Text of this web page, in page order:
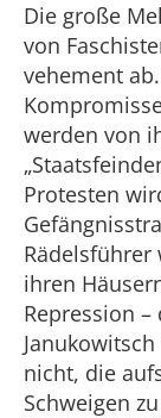
Die große
von
vehement
werden von
Protesten
Rädelsführer
ihren
Repression
nicht, die
Schweigen